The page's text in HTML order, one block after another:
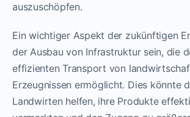
auszuschöpfen.
Ein wichtiger Aspekt der zukünftigen
der Ausbau von Infrastruktur sein, die
effizienten Transport von
Erzeugnissen ermöglicht. Dies könnte
Landwirten helfen, ihre Produkte